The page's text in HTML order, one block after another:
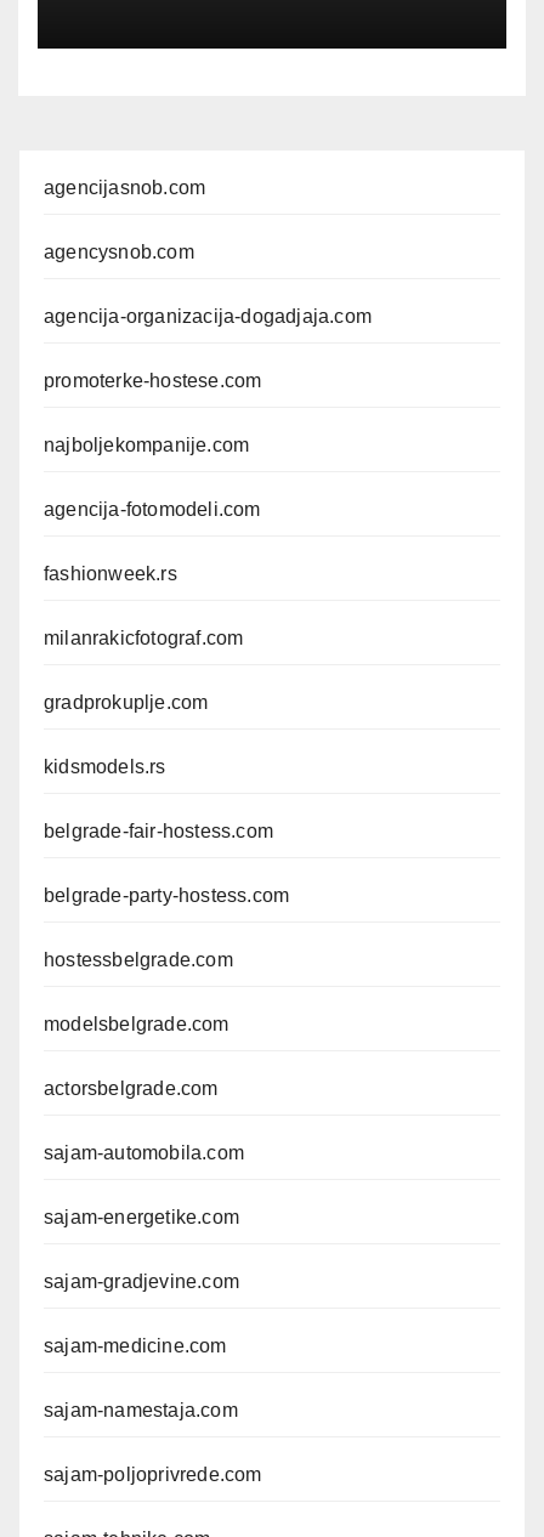
agencijasnob.com
agencysnob.com
agencija-organizacija-dogadjaja.com
promoterke-hostese.com
najboljekompanije.com
agencija-fotomodeli.com
fashionweek.rs
milanrakicfotograf.com
gradprokuplje.com
kidsmodels.rs
belgrade-fair-hostess.com
belgrade-party-hostess.com
hostessbelgrade.com
modelsbelgrade.com
actorsbelgrade.com
sajam-automobila.com
sajam-energetike.com
sajam-gradjevine.com
sajam-medicine.com
sajam-namestaja.com
sajam-poljoprivrede.com